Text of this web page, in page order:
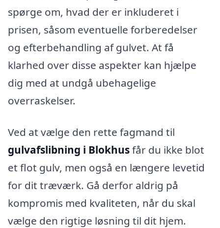
spørge om, hvad der er inkluderet i
prisen, såsom eventuelle forberedelser
og efterbehandling af gulvet. At få
klarhed over disse aspekter kan hjælpe
dig med at undgå ubehagelige
overraskelser.
Ved at vælge den rette fagmand til
gulvafslibning i Blokhusfår du ikke blot
et flot gulv, men også en længere levetid
for dit træværk. Gå derfor aldrig på
kompromis med kvaliteten, når du skal
vælge den rigtige løsning til dit hjem.